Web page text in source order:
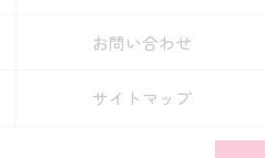
お問い合わせ
サイトマップ